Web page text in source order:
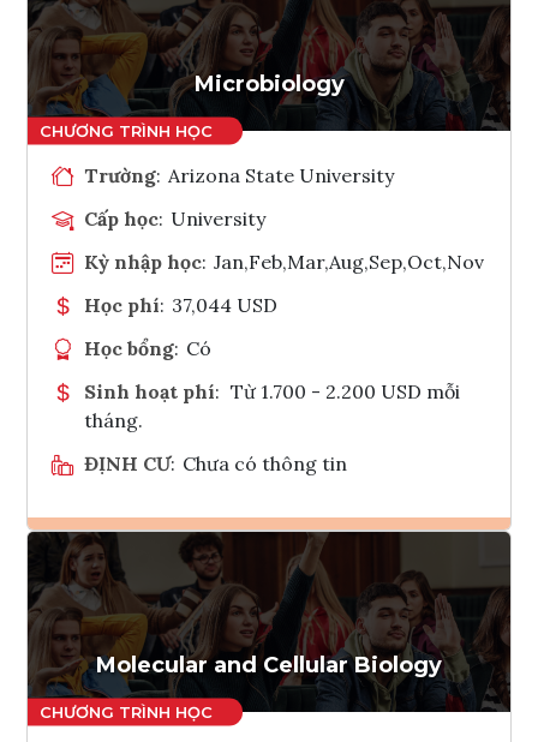
Tham vấn Interlink
Microbiology
Trường: Arizona State University
Cấp học: University
Kỳ nhập học: Jan,Feb,Mar,Aug,Sep,Oct,Nov
Học phí: 37,044 USD
Học bổng: Có
Sinh hoạt phí: Từ 1.700 - 2.200 USD mỗi
tháng.
ĐỊNH CƯ: Chưa có thông tin
Ghi danh
Tham vấn Interlink
Molecular and Cellular Biology